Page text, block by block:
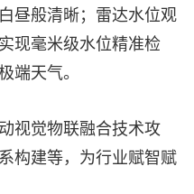
昼般清晰；雷达水位观
现毫米级水位精准检
端天气。
视觉物联融合技术攻
构建等，为行业赋智赋